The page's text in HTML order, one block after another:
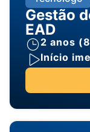
Gestão
EAD
2 anos
Início